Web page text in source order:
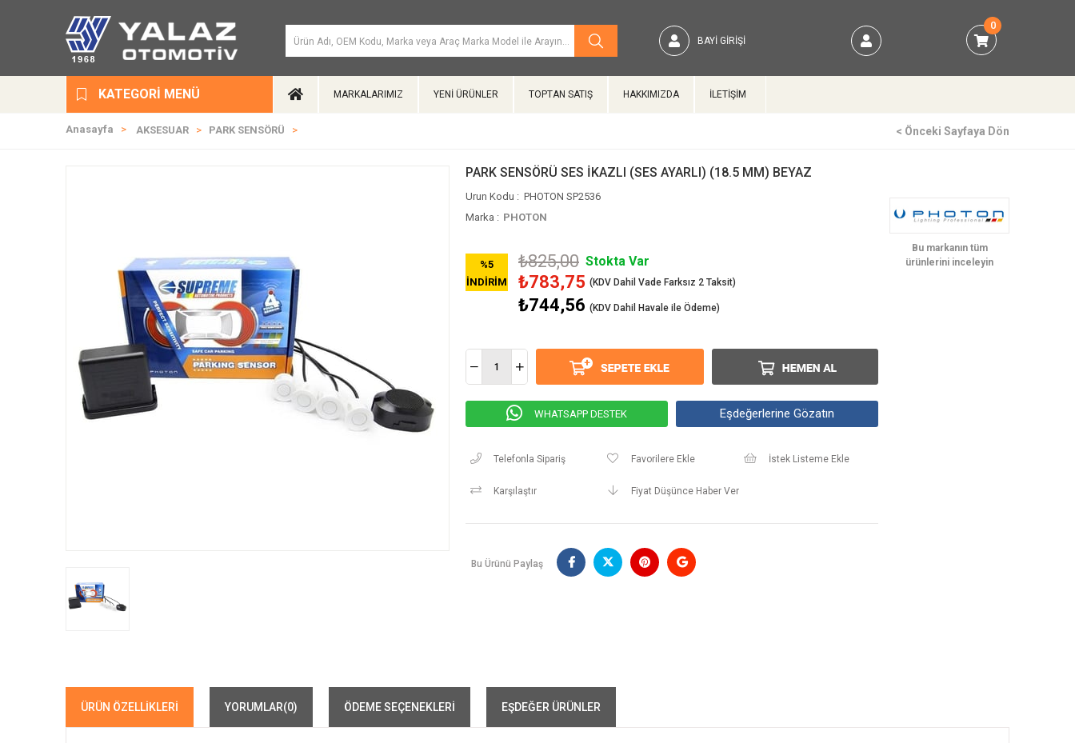
BAYI GIRIŞI
0
KATEGORI MENÜ MARKALARIMIZ YENİ ÜRÜNLER TOPTAN SATIŞ HAKKIMIZDA İLETİŞİM
Anasayfa AKSESUAR PARK SENSÖRÜ < Önceki Sayfaya Dön
PARK SENSÖRÜ SES İKAZLI (SES AYARLI) (18.5 MM) BEYAZ
PHOTON SP2536
Marka : PHOTON
%5
İNDIRIM
₺825,00 Stokta Var
₺783,75
₺744,56 (KDV Dahil Havale ile Ödeme)
WHATSAPP DESTEK Eşdeğerlerine Gözatın
Telefonla Sipariş Favorilere Ekle İstek Listeme Ekle
Karşılaştır Fiyat Düşünce Haber Ver
Bu Ürünü Paylaş
ÜRÜN ÖZELLIKLERI YORUMLAR(0) ÖDEME SEÇENEKLERI EŞDEĞER ÜRÜNLER